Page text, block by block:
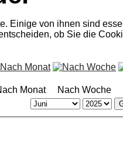
Monat Nach Woche
Einige von ihnen sind
ob Sie die